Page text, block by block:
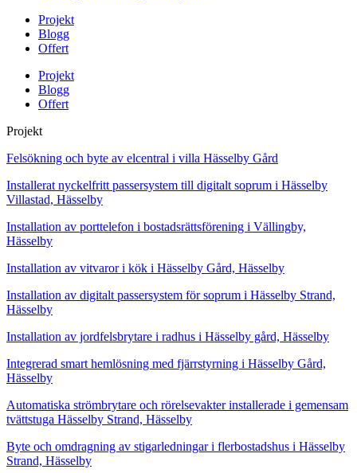
Projekt
Blogg
Offert
Projekt
Blogg
Offert
Projekt
Felsökning och byte av elcentral i villa Hässelby Gård
Installerat nyckelfritt passersystem till digitalt soprum i Hässelby
Villastad, Hässelby
Installation av porttelefon i bostadsrättsförening i Vällingby,
Hässelby
Installation av vitvaror i kök i Hässelby Gård, Hässelby
Installation av digitalt passersystem för soprum i Hässelby Strand,
Hässelby
Installation av jordfelsbrytare i radhus i Hässelby gård, Hässelby
Integrerad smart hemlösning med fjärrstyrning i Hässelby Gård,
Hässelby
Automatiska strömbrytare och rörelsevakter installerade i gemensam
tvättstuga Hässelby Strand, Hässelby
Byte och omdragning av stigarledningar i flerbostadshus i Hässelby
Strand, Hässelby